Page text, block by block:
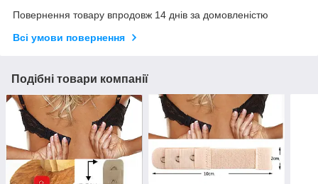
Повернення товару впродовж 14 днів за домовленістю
Всі умови повернення
Подібні товари компанії